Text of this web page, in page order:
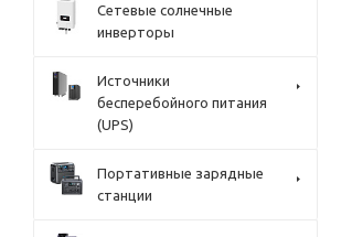
Сетевые солнечные
инверторы
Источники
бесперебойного питания
(UPS)
Портативные зарядные
станции